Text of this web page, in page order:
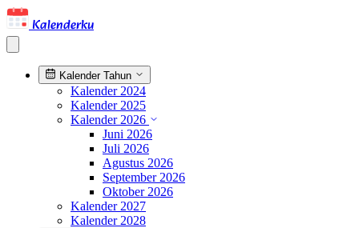
Kalenderku
Kalender Tahun
Kalender 2024
Kalender 2025
Kalender 2026
Juni 2026
Juli 2026
Agustus 2026
September 2026
Oktober 2026
Kalender 2027
Kalender 2028